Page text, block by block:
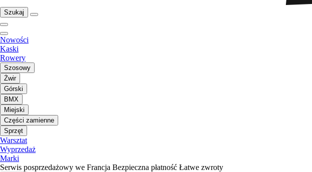
Szukaj
Nowości
Kaski
Rowery
Szosowy
Żwir
Górski
BMX
Miejski
Części zamienne
Sprzęt
Warsztat
Wyprzedaż
Marki
Serwis posprzedażowy we Francja Bezpieczna płatność Łatwe zwroty